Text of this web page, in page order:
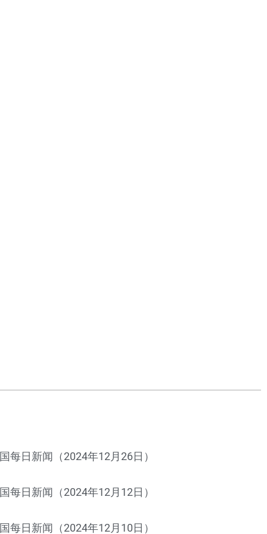
每日新闻（2024年12月26日）
每日新闻（2024年12月12日）
每日新闻（2024年12月10日）